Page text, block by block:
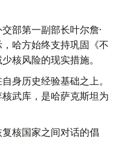
部第一副部长叶尔詹·
哈方始终支持巩固《不
核风险的现实措施。
身历史经验基础之上。
武库，是哈萨克斯坦为
核国家之间对话的倡